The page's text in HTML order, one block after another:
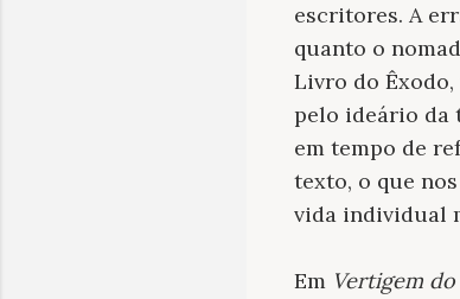
escritores. A
quanto o
Livro do
pelo ideário da
em tempo de
texto, o que
vida individual
Em Vertigem